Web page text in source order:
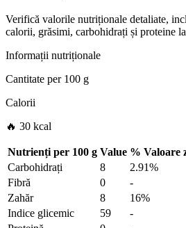
Verifică valorile nutriționale detaliate,
calorii, grăsimi, carbohidrați și proteine
Informații nutriționale
Cantitate per100 g
Calorii
🔥 30 kcal
Nutrienți per 100 g Value % Valoare
Carbohidrați
8
2.91%
Fibră
0
-
Zahăr
8
16%
Indice glicemic
59
-